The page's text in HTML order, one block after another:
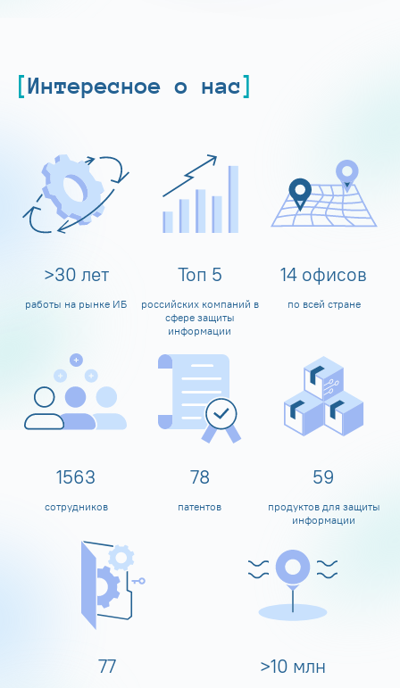
Интересное о нас
>30 лет
работы на рынке ИБ
Топ 5
российских компаний в
сфере защиты
информации
14 офисов
по всей стране
1600
сотрудников
80
патентов
60
продуктов для защиты
информации
80 >10 млн